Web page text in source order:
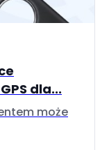
dla...
może